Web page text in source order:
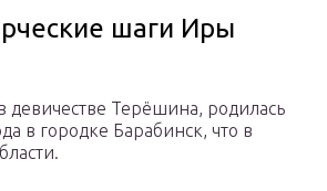
шаги Иры
девичестве Терёшина, родилась
в городке Барабинск, что в